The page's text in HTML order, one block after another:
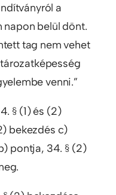
a
belül dönt.
tag nem vehet
venni.”
§ (1) és (2)
bekezdés c)
pontja, 34. § (2)